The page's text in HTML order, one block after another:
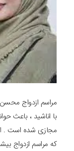
مراسم ازدواج محسن
با اناشید ، باعث
مجازی شده است .